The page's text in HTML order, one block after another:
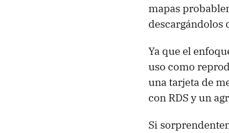
mapas
descargándolos
Ya que el
uso como
una tarjeta de
con RDS y un
Si